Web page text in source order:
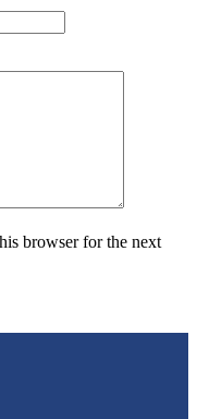
browser for the next